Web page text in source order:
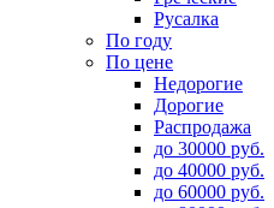
Русалка
По году
По цене
Недорогие
Дорогие
Распродажа
до 30000 руб.
до 40000 руб.
до 60000 руб.